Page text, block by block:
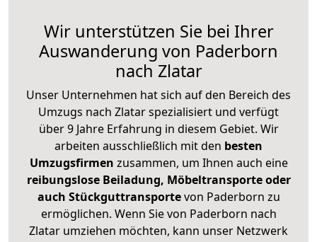
Wir unterstützen Sie bei Ihrer
Auswanderung von Paderborn
nach Zlatar
Unser Unternehmen hat sich auf den Bereich des
Umzugs nach Zlatar spezialisiert und verfügt
über 9 Jahre Erfahrung in diesem Gebiet. Wir
arbeiten ausschließlich mit den besten
Umzugsfirmen zusammen, um Ihnen auch eine
reibungslose Beiladung, Möbeltransporte oder
auch Stückguttransportevon Paderborn zu
ermöglichen. Wenn Sie von Paderborn nach
Zlatar umziehen möchten, kann unser Netzwerk